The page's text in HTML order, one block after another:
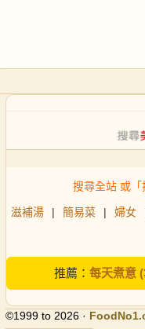
搜尋全站 或
滋補湯 | 簡易菜 | 婦女
推薦： 每天煮意
©1999 to 2026 · FoodNo1